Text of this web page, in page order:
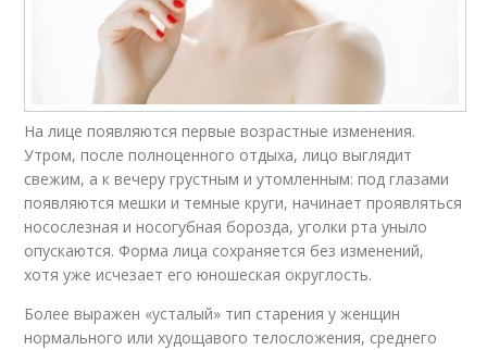
На лице появляются первые возрастные изменения.
Утром, после полноценного отдыха, лицо выглядит
свежим, а к вечеру грустным и утомленным: под глазами
появляются мешки и темные круги, начинает проявляться
носослезная и носогубная борозда, уголки рта уныло
опускаются. Форма лица сохраняется без изменений,
хотя уже исчезает его юношеская округлость.
Более выражен «усталый» тип старения у женщин
нормального или худощавого телосложения, среднего